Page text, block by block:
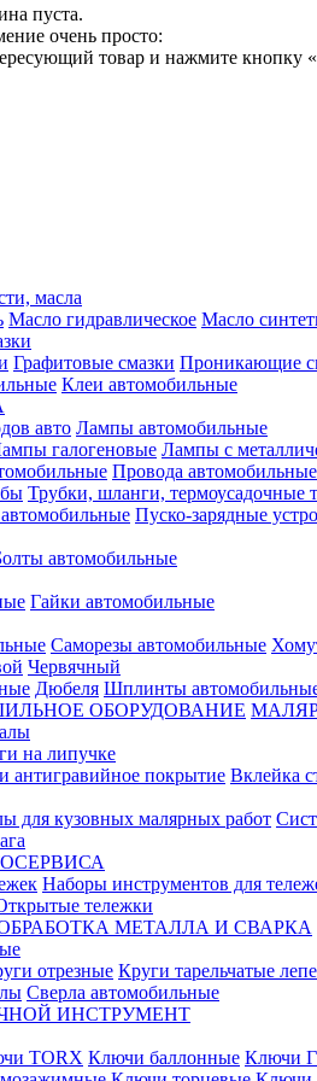
пуста.
очень просто:
товар и нажмите кнопку
масла
Масло гидравлическое Масло
Графитовые смазки Проникающие
Клеи автомобильные
авто Лампы автомобильные
галогеновые Лампы с
Провода автомобильные
Трубки, шланги, термоусадочные
Пуско-зарядные
автомобильные
Гайки автомобильные
Саморезы автомобильные
Червячный
Дюбеля Шплинты
ОБОРУДОВАНИЕ
на липучке
антигравийное покрытие Вклейка
для кузовных малярных работ
Наборы инструментов для
тележки
МЕТАЛЛА И СВАРКА
отрезные Круги тарельчатые
Сверла автомобильные
ИНСТРУМЕНТ
TORX Ключи баллонные Ключи